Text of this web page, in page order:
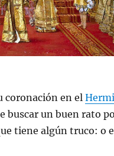
coronación en el
buscar un buen rato
tiene algún truco: o